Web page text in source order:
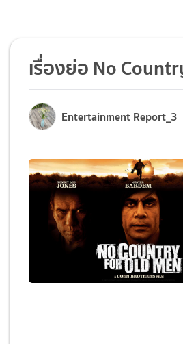
เรื่องย่อ No
Entertainment Report_3